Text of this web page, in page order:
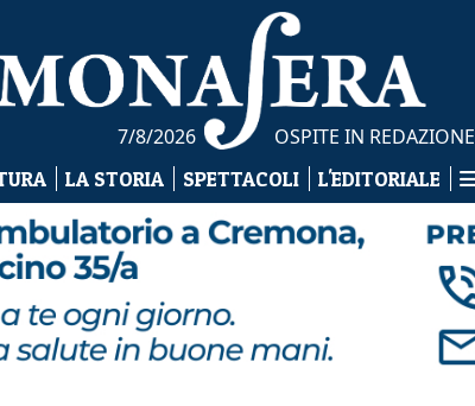
7/8/2026 OSPITE IN REDAZIONE
LA STORIA SPETTACOLI L'EDITORIALE